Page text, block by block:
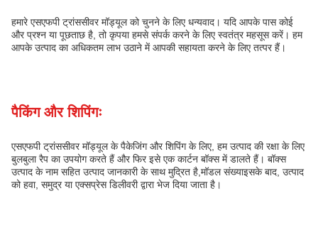
हमारे एसएफपी ट्रांससीवर मॉड्यूल को चुनने के लिए धन्यवाद। यदि आपके पास कोई
और प्रश्न या पूछताछ है, तो कृपया हमसे संपर्क करने के लिए स्वतंत्र महसूस करें। हम
आपके उत्पाद का अधिकतम लाभ उठाने में आपकी सहायता करने के लिए तत्पर हैं।
पैकिंग और शिपिंगः
एसएफपी ट्रांससीवर मॉड्यूल के पैकेजिंग और शिपिंग के लिए, हम उत्पाद की रक्षा के लिए
बुलबुला रैप का उपयोग करते हैं और फिर इसे एक कार्टन बॉक्स में डालते हैं। बॉक्स
उत्पाद के नाम सहित उत्पाद जानकारी के साथ मुद्रित है,मॉडल संख्याइसके बाद, उत्पाद
को हवा, समुद्र या एक्सप्रेस डिलीवरी द्वारा भेज दिया जाता है।